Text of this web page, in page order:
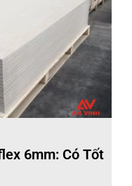
6mm: Có Tốt